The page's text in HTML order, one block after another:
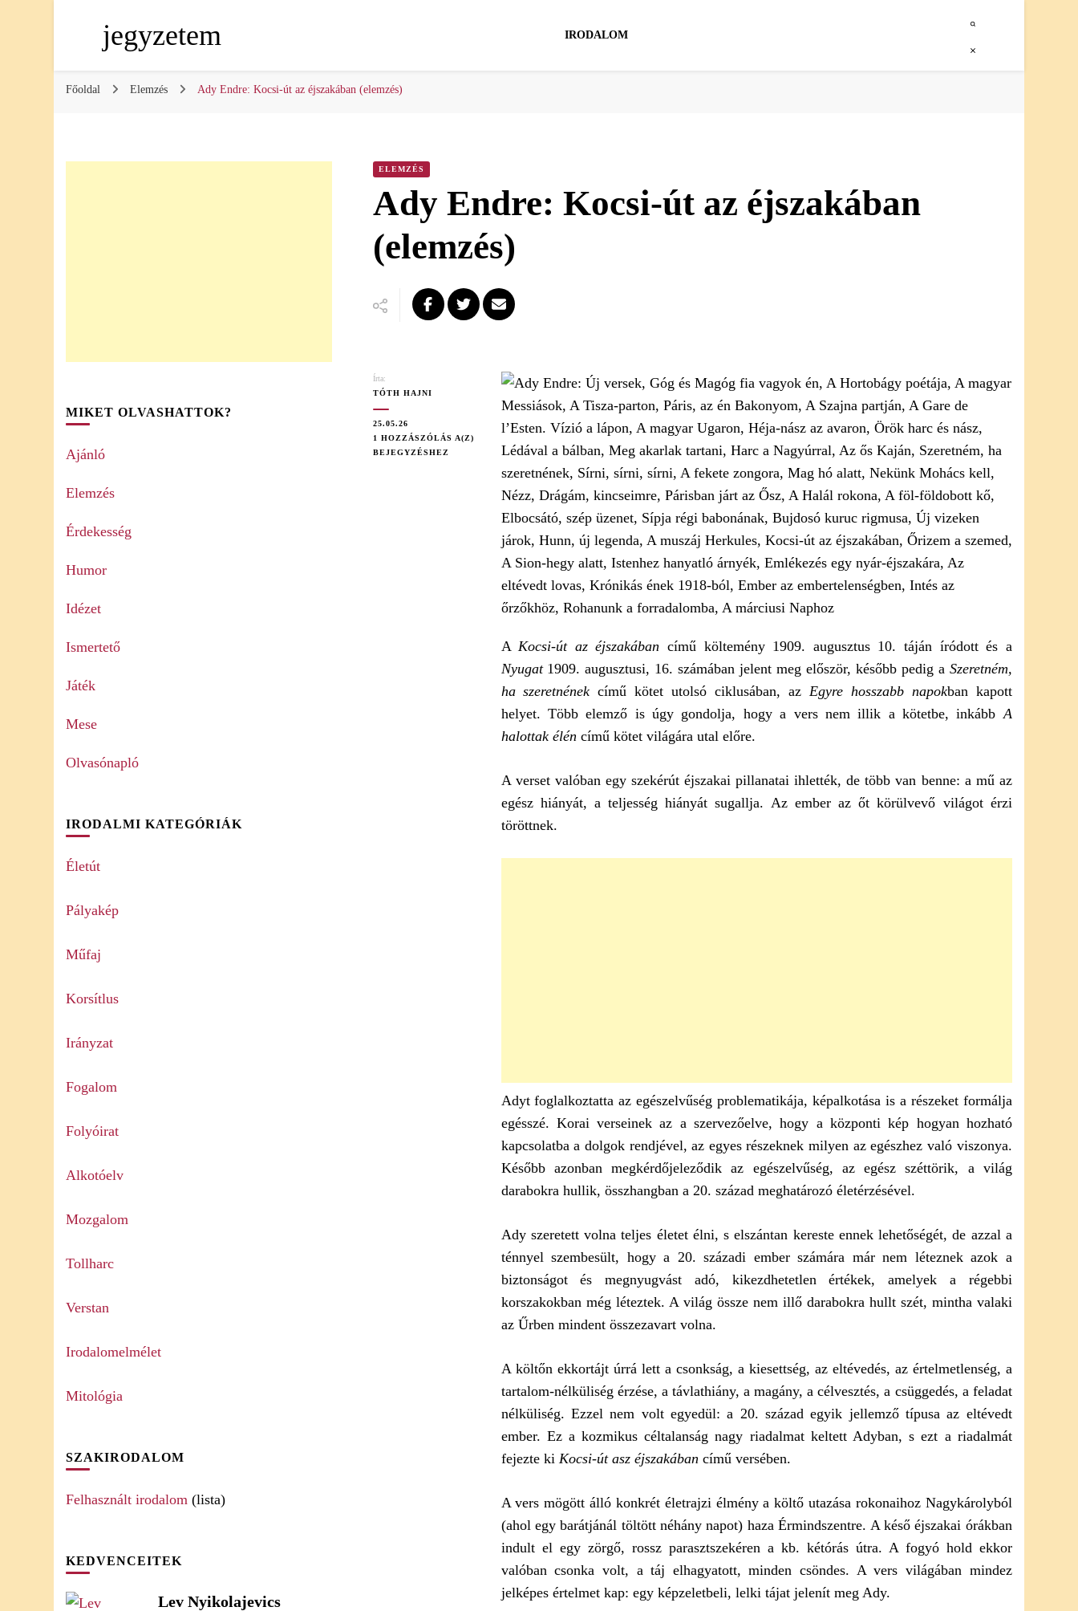
jegyzetem IRODALOM
Főoldal Elemzés Ady Endre: Kocsi-út az éjszakában (elemzés)
ELEMZÉS
Ady Endre: Kocsi-út az éjszakában
(elemzés)
Írta:
TÓTH HAJNI
25.05.26
1 HOZZÁSZÓLÁS A(Z)ADY
(ELEMZÉS)
BEJEGYZÉSHEZ
AKocsi-út az éjszakában című költemény 1909. augusztus 10. táján íródott és a
Nyugat1909. augusztusi, 16. számában jelent meg először, később pedig a Szeretném,
ha szeretnének című kötet utolsó ciklusában, azEgyre hosszabb napokban kapott
helyet. Több elemző is úgy gondolja, hogy a vers nem illik a kötetbe, inkábbA
halottak élén című kötet világára utal előre.
A verset valóban egy szekérút éjszakai pillanatai ihlették, de több van benne: a mű az
egész hiányát, a teljesség hiányát sugallja. Az ember az őt körülvevő világot érzi
töröttnek.
Adyt foglalkoztatta az egészelvűség problematikája, képalkotása is a részeket formálja
egésszé. Korai verseinek az a szervezőelve, hogy a központi kép hogyan hozható
kapcsolatba a dolgok rendjével, az egyes részeknek milyen az egészhez való viszonya.
Később azonban megkérdőjeleződik az egészelvűség, az egész széttörik, a világ
darabokra hullik, összhangban a 20. század meghatározó életérzésével.
Ady szeretett volna teljes életet élni, s elszántan kereste ennek lehetőségét, de azzal a
ténnyel szembesült, hogy a 20. századi ember számára már nem léteznek azok a
biztonságot és megnyugvást adó, kikezdhetetlen értékek, amelyek a régebbi
korszakokban még léteztek. A világ össze nem illő darabokra hullt szét, mintha valaki
az Űrben mindent összezavart volna.
A költőn ekkortájt úrrá lett a csonkság, a kiesettség, az eltévedés, az értelmetlenség, a
tartalom-nélküliség érzése, a távlathiány, a magány, a célvesztés, a csüggedés, a feladat
nélküliség. Ezzel nem volt egyedül: a 20. század egyik jellemző típusa az eltévedt
ember. Ez a kozmikus céltalanság nagy riadalmat keltett Adyban, s ezt a riadalmát
fejezte ki Kocsi-út asz éjszakában című versében.
A vers mögött álló konkrét életrajzi élmény a költő utazása rokonaihoz Nagykárolyból
(ahol egy barátjánál töltött néhány napot) haza Érmindszentre. A késő éjszakai órákban
indult el egy zörgő, rossz parasztszekéren a kb. kétórás útra. A fogyó hold ekkor
valóban csonka volt, a táj elhagyatott, minden csöndes. A vers világában mindez
jelképes értelmet kap: egy képzeletbeli, lelki tájat jelenít meg Ady.
MIKET OLVASHATTOK?
Ajánló
Elemzés
Érdekesség
Humor
Idézet
Ismertető
Játék
Mese
Olvasónapló
IRODALMI KATEGÓRIÁK
Életút
Pályakép
Műfaj
Korsítlus
Irányzat
Fogalom
Folyóirat
Alkotóelv
Mozgalom
Tollharc
Verstan
Irodalomelmélet
Mitológia
SZAKIRODALOM
Felhasznált irodalom (lista)
KEDVENCEITEK
Lev Nyikolajevics